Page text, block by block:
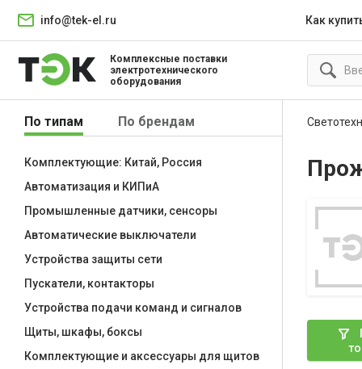
info@tek-el.ru Как
Комплексные поставки
электротехнического
оборудования
По типам По брендам
Комплектующие: Китай, Россия
Автоматизация и КИПиА
Промышленные датчики, сенсоры
Автоматические выключатели
Устройства защиты сети
Пускатели, контакторы
Устройства подачи команд и сигналов
Щиты, шкафы, боксы
Комплектующие и аксессуары для щитов